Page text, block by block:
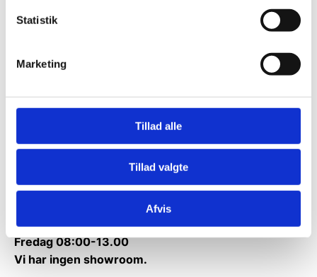
Statistik
Marketing
Tillad alle
Tillad valgte
Afvis
7430 Ikast
Telefon træffetid:
Mandag til torsdag: 10:00 – 14:00.
man-torsdag fra 08:00-16:00.
Fredag 08:00-13.00
Vi har ingen showroom.